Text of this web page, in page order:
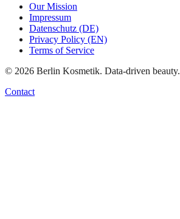
Our Mission
Impressum
Datenschutz (DE)
Privacy Policy (EN)
Terms of Service
© 2026 Berlin Kosmetik. Data-driven beauty.
Contact